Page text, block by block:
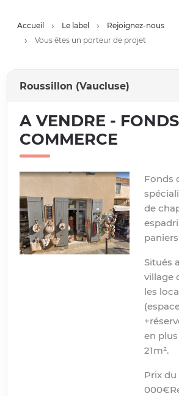
Accueil Le label
Rejoignez-nous
Vous êtes un porteur de projet
Roussillon (Vaucluse)
A VENDRE -
COMMERCE
Fonds
de
Situés
village
les
en
21m².
Prix du